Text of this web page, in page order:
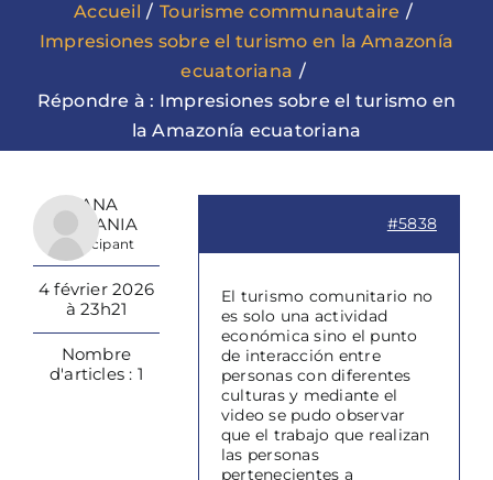
Accueil
Tourisme communautaire
Impresiones sobre el turismo en la Amazonía
ecuatoriana
Répondre à : Impresiones sobre el turismo en
la Amazonía ecuatoriana
DIANA
ESTEFANIA
Participant
4 février 2026
à 23h21
Nombre
d'articles : 1
#5838
El turismo comunitario no
es solo una actividad
económica sino el punto
de interacción entre
personas con diferentes
culturas y mediante el
video se pudo observar
que el trabajo que realizan
las personas
pertenecientes a